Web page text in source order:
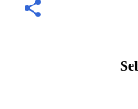
(regina) yang
yang ada pada